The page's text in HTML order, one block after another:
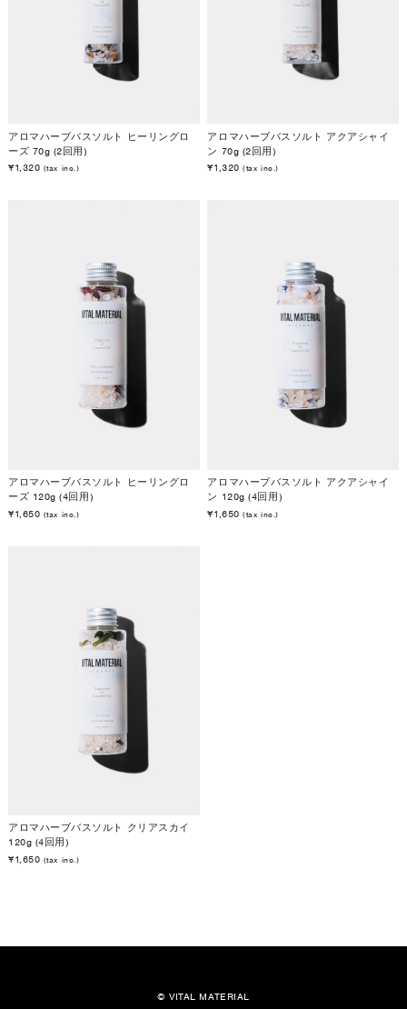
アロマハーブバスソルト ヒーリングロ
ーズ 70g (2回用)
¥1,320 (tax inc.)
アロマハーブバスソルト アクアシャイ
ン 70g (2回用)
¥1,320 (tax inc.)
アロマハーブバスソルト ヒーリングロ
ーズ 120g (4回用)
¥1,650 (tax inc.)
アロマハーブバスソルト アクアシャイ
ン 120g (4回用)
¥1,650 (tax inc.)
アロマハーブバスソルト クリアスカイ
120g (4回用)
¥1,650 (tax inc.)
© VITAL MATERIAL